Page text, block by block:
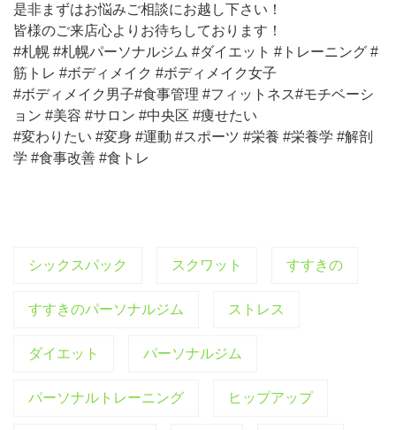
是非まずはお悩みご相談にお越し下さい！
皆様のご来店心よりお待ちしております！
#札幌 #札幌パーソナルジム #ダイエット #トレーニング #
筋トレ #ボディメイク #ボディメイク女子
#ボディメイク男子#食事管理 #フィットネス#モチベーシ
ョン #美容 #サロン #中央区 #痩せたい
#変わりたい #変身 #運動 #スポーツ #栄養 #栄養学 #解剖
学 #食事改善 #食トレ
シックスパック スクワット すすきの
すすきのパーソナルジム ストレス
ダイエット パーソナルジム
パーソナルトレーニング ヒップアップ